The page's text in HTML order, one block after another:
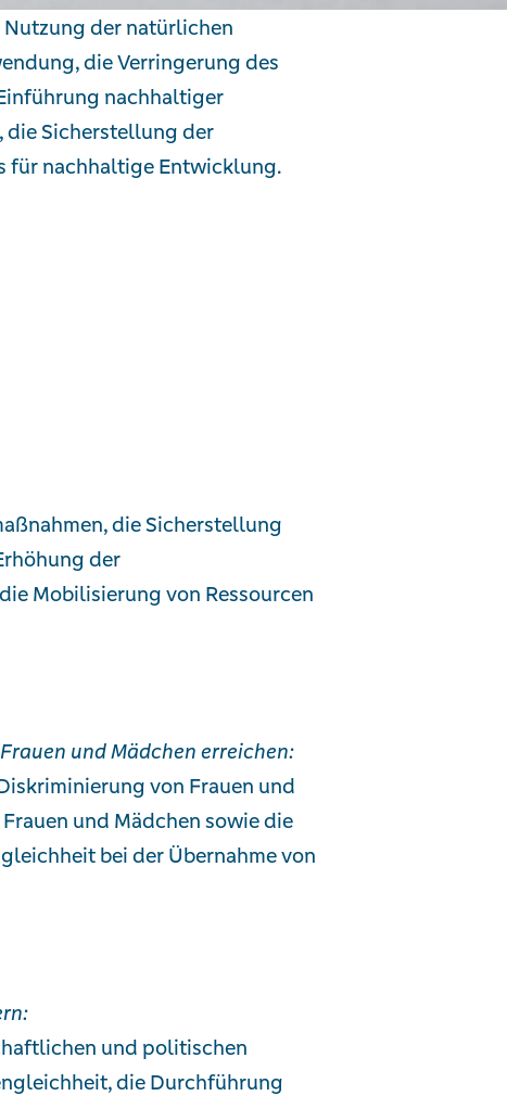
der natürlichen
die Verringerung des
nachhaltiger
die Sicherstellung der
für nachhaltige Entwicklung.
die Sicherstellung
der
Mobilisierung von Ressourcen
und Mädchen erreichen:
von Frauen und
und Mädchen sowie die
bei der Übernahme von
und politischen
die Durchführung